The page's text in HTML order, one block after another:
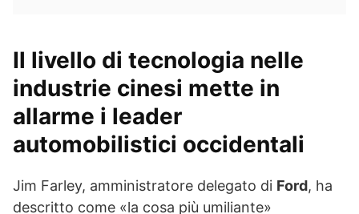
Il livello di tecnologia nelle
industrie cinesi mette in
allarme i leader
automobilistici occidentali
Jim Farley, amministratore delegato di Ford, ha
descritto come «la cosa più umiliante»